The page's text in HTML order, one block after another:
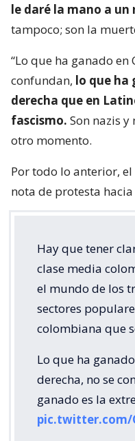
le daré la mano a un
tampoco; son la
“Lo que ha ganado en
confundan, lo que ha
derecha que en
fascismo. Son nazis
otro momento.
Por todo lo anterior,
nota de protesta
Hay que tener
clase media
el mundo de los
sectores
colombiana que
Lo que ha
derecha, no se
ganado es la
pic.twitter.com/